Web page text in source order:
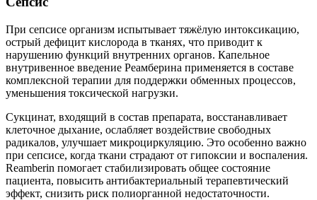
При сепсисе организм испытывает тяжёлую интоксикацию,
острый дефицит кислорода в тканях, что приводит к
нарушению функций внутренних органов. Капельное
внутривенное введение Реамберина применяется в составе
комплексной терапии для поддержки обменных процессов,
уменьшения токсической нагрузки.
Сукцинат, входящий в состав препарата, восстанавливает
клеточное дыхание, ослабляет воздействие свободных
радикалов, улучшает микроциркуляцию. Это особенно важно
при сепсисе, когда ткани страдают от гипоксии и воспаления.
Reamberin помогает стабилизировать общее состояние
пациента, повысить антибактериальный терапевтический
эффект, снизить риск полиорганной недостаточности.